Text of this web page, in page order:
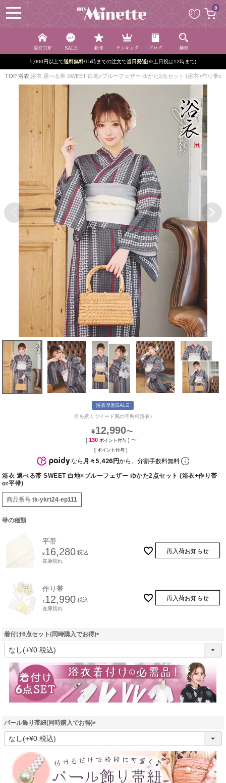
0
浴衣TOP SALE 新作 ランキング ブログ 検索
5,000円以上で送料無料/15時までの注文で当日発送(※土日祝は12時まで)
TOP 浴衣 浴衣 選べる帯 SWEET 白地×ブルーフェザー ゆかた2点セット (浴衣+作り帯or
浴衣早割SALE
目を惹くツイード風の千鳥柄浴衣♪
¥12,990〜
[ 130 ポイント付与 ] 〜
[ ポイント付与 ]
なら 月々5,426円から。分割手数料無料
浴衣 選べる帯 SWEET 白地×ブルーフェザー ゆかた2点セット (浴衣+作り帯
or平帯)
商品番号 tk-ykrt24-ep111
帯の種類
平帯
¥ 16,280 税込
在庫切れ
再入荷お知らせ
作り帯
¥ 12,990 税込
在庫切れ
再入荷お知らせ
着付け6点セット(同時購入でお得)
(
須
)
パール飾り帯紐(同時購入でお得)
(
ペー
ジト
ップ